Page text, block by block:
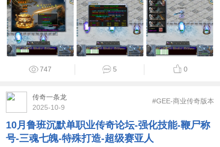
747 5 0
传奇一条龙
2025-10-9
#GEE-商业传奇版本
10月鲁班沉默单职业传奇论坛-强化技能-鞭尸称
号-三魂七魄-特殊打造-超级赛亚人